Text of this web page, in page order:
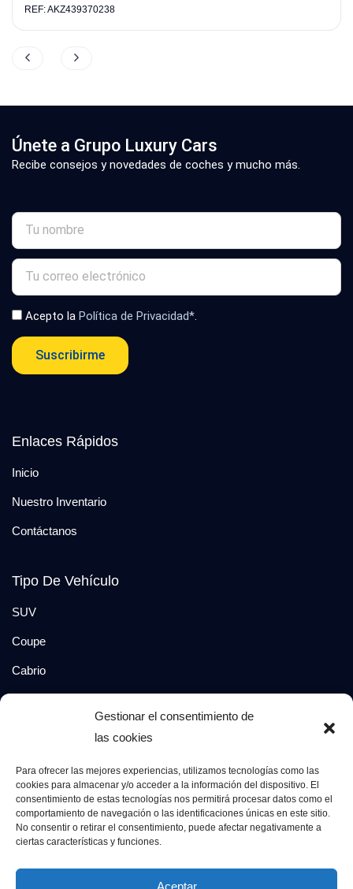
Gestionar el consentimiento de
las cookies
Para ofrecer las mejores experiencias, utilizamos tecnologías como las
cookies para almacenar y/o acceder a la información del dispositivo. El
consentimiento de estas tecnologías nos permitirá procesar datos como el
comportamiento de navegación o las identificaciones únicas en este sitio.
No consentir o retirar el consentimiento, puede afectar negativamente a
ciertas características y funciones.
Aceptar
REF: AKZ439370238
Únete a Grupo Luxury Cars
Recibe consejos y novedades de coches y mucho más.
Acepto la Política de Privacidad*
Suscribirme
Enlaces Rápidos
Inicio
Nuestro Inventario
Contáctanos
Tipo De Vehículo
SUV
Coupe
Cabrio
Síguenos en:
© 2026 Grupo Luxury Cars. Todos los derechos